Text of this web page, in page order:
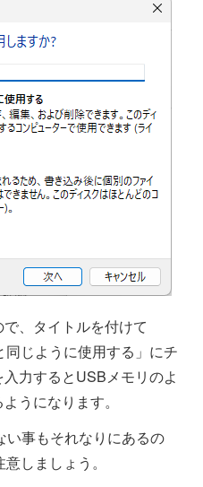
、タイトルを付けて
同じように使用する」にチ
力するとUSBメモリのよ
うになります。
い事もそれなりにあるの
しましょう。